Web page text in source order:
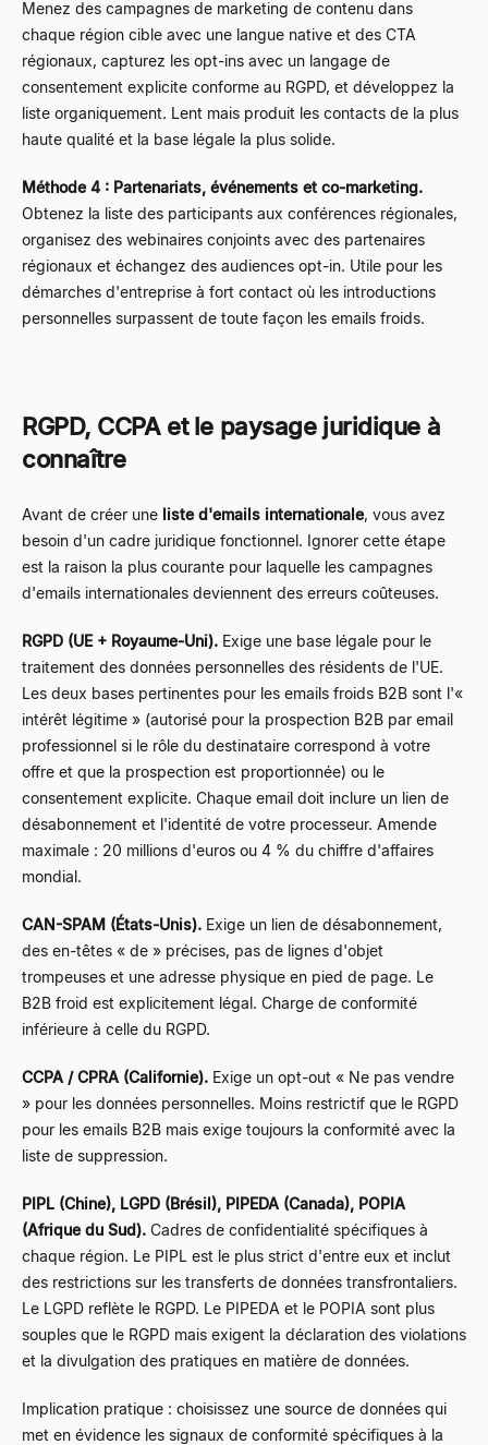
Menez des campagnes de marketing de contenu dans
chaque région cible avec une langue native et des CTA
régionaux, capturez les opt-ins avec un langage de
consentement explicite conforme au RGPD, et développez la
liste organiquement. Lent mais produit les contacts de la plus
haute qualité et la base légale la plus solide.
Méthode 4 : Partenariats, événements et co-marketing.
Obtenez la liste des participants aux conférences régionales,
organisez des webinaires conjoints avec des partenaires
régionaux et échangez des audiences opt-in. Utile pour les
démarches d'entreprise à fort contact où les introductions
personnelles surpassent de toute façon les emails froids.
RGPD, CCPA et le paysage juridique à
connaître
Avant de créer une liste d'emails internationale, vous avez
besoin d'un cadre juridique fonctionnel. Ignorer cette étape
est la raison la plus courante pour laquelle les campagnes
d'emails internationales deviennent des erreurs coûteuses.
RGPD (UE + Royaume-Uni). Exige une base légale pour le
traitement des données personnelles des résidents de l'UE.
Les deux bases pertinentes pour les emails froids B2B sont l'«
intérêt légitime » (autorisé pour la prospection B2B par email
professionnel si le rôle du destinataire correspond à votre
offre et que la prospection est proportionnée) ou le
consentement explicite. Chaque email doit inclure un lien de
désabonnement et l'identité de votre processeur. Amende
maximale : 20 millions d'euros ou 4 % du chiffre d'affaires
mondial.
CAN-SPAM (États-Unis). Exige un lien de désabonnement,
des en-têtes « de » précises, pas de lignes d'objet
trompeuses et une adresse physique en pied de page. Le
B2B froid est explicitement légal. Charge de conformité
inférieure à celle du RGPD.
CCPA / CPRA (Californie). Exige un opt-out « Ne pas vendre
» pour les données personnelles. Moins restrictif que le RGPD
pour les emails B2B mais exige toujours la conformité avec la
liste de suppression.
PIPL (Chine), LGPD (Brésil), PIPEDA (Canada), POPIA
(Afrique du Sud). Cadres de confidentialité spécifiques à
chaque région. Le PIPL est le plus strict d'entre eux et inclut
des restrictions sur les transferts de données transfrontaliers.
Le LGPD reflète le RGPD. Le PIPEDA et le POPIA sont plus
souples que le RGPD mais exigent la déclaration des violations
et la divulgation des pratiques en matière de données.
Implication pratique : choisissez une source de données qui
met en évidence les signaux de conformité spécifiques à la